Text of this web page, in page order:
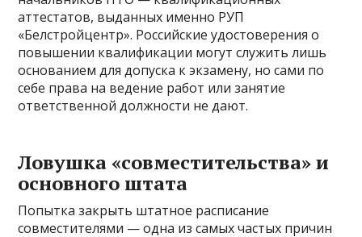
аттестатов, выданных именно РУП
«Белстройцентр». Российские удостоверения о
повышении квалификации могут служить лишь
основанием для допуска к экзамену, но сами по
себе права на ведение работ или занятие
ответственной должности не дают.
Ловушка «совместительства» и
основного штата
Попытка закрыть штатное расписание
совместителями — одна из самых частых причин